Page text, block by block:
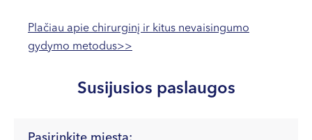
Plačiau apie chirurginį ir kitus nevaisingumo
gydymo metodus>>
Susijusios paslaugos